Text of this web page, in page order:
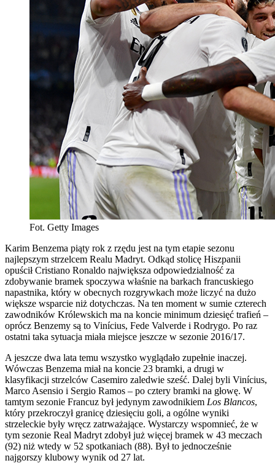
Fot. Getty Images
Karim Benzema piąty rok z rzędu jest na tym etapie sezonu
najlepszym strzelcem Realu Madryt. Odkąd stolicę Hiszpanii
opuścił Cristiano Ronaldo największa odpowiedzialność za
zdobywanie bramek spoczywa właśnie na barkach francuskiego
napastnika, który w obecnych rozgrywkach może liczyć na dużo
większe wsparcie niż dotychczas. Na ten moment w sumie czterech
zawodników Królewskich ma na koncie minimum dziesięć trafień –
oprócz Benzemy są to Vinícius, Fede Valverde i Rodrygo. Po raz
ostatni taka sytuacja miała miejsce jeszcze w sezonie 2016/17.
A jeszcze dwa lata temu wszystko wyglądało zupełnie inaczej.
Wówczas Benzema miał na koncie 23 bramki, a drugi w
klasyfikacji strzelców Casemiro zaledwie sześć. Dalej byli Vinícius,
Marco Asensio i Sergio Ramos – po cztery bramki na głowę. W
tamtym sezonie Francuz był jedynym zawodnikiem Los Blancos,
który przekroczył granicę dziesięciu goli, a ogólne wyniki
strzeleckie były wręcz zatrważające. Wystarczy wspomnieć, że w
tym sezonie Real Madryt zdobył już więcej bramek w 43 meczach
(92) niż wtedy w 52 spotkaniach (88). Był to jednocześnie
najgorszy klubowy wynik od 27 lat.